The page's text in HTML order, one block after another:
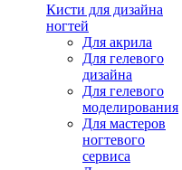
Кисти для дизайна
ногтей
Для акрила
Для гелевого
дизайна
Для гелевого
моделирования
Для мастеров
ногтевого
сервиса